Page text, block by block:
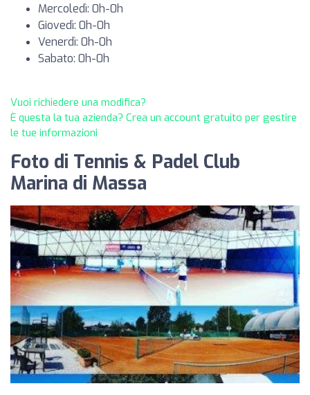
Mercoledì: 0h-0h
Giovedì: 0h-0h
Venerdì: 0h-0h
Sabato: 0h-0h
Vuoi richiedere una modifica?
È questa la tua azienda? Crea un account gratuito per gestire
le tue informazioni
Foto di Tennis & Padel Club
Marina di Massa